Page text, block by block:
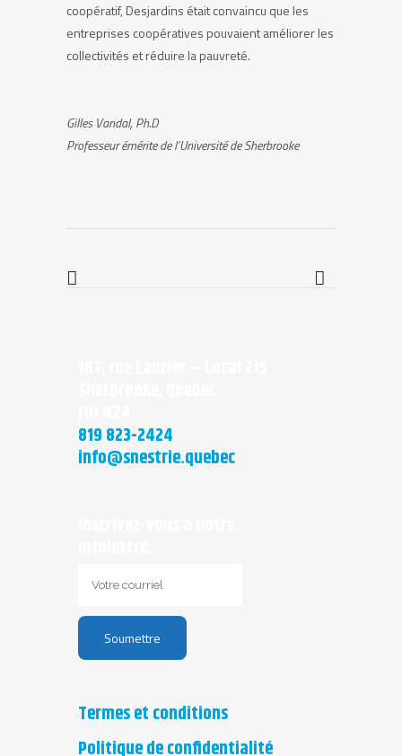
coopératif, Desjardins était convaincu que les
entreprises coopératives pouvaient améliorer les
collectivités et réduire la pauvreté.
Gilles Vandal, Ph.D
Professeur émérite de l’Université de Sherbrooke
819 823-2424
info@snestrie.quebec
Termes et conditions
Politique de confidentialité